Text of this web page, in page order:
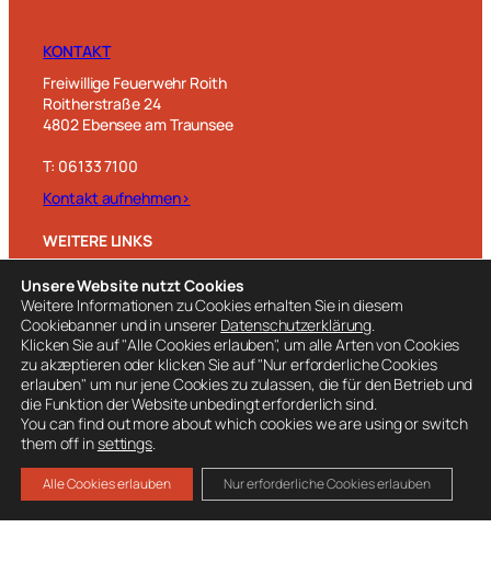
KONTAKT
Freiwillige Feuerwehr Roith
Roitherstraße 24
4802 Ebensee am Traunsee
T: 06133 7100
Kontakt aufnehmen>
WEITERE LINKS
Zivilschutz OÖ
Pegelstände
Kachelmann-Wetter
Wetter Feuerkogel
BESUCHE AUCH
Unsere Website nutzt Cookies
Weitere Informationen zu Cookies erhalten Sie in diesem
Cookiebanner und in unserer Datenschutzerklärung.
Klicken Sie auf "Alle Cookies erlauben", um alle Arten von Cookies
zu akzeptieren oder klicken Sie auf "Nur erforderliche Cookies
erlauben" um nur jene Cookies zu zulassen, die für den Betrieb und
die Funktion der Website unbedingt erforderlich sind.
You can find out more about which cookies we are using or switch
them off insettings.
Alle Cookies erlauben Nur erforderliche Cookies erlauben